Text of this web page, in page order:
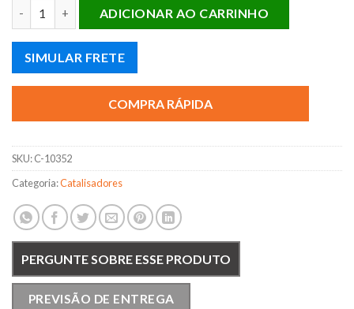
ADICIONAR AO CARRINHO
SIMULAR FRETE
COMPRA RÁPIDA
SKU:C-10352
Categoria:Catalisadores
PERGUNTE SOBRE ESSE PRODUTO
PREVISÃO DE ENTREGA